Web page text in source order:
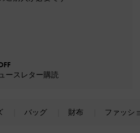
ースレター購読
バッグ 財布 ファッシ